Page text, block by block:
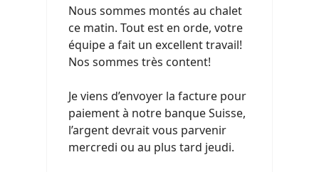
Nous sommes montés au chalet
ce matin. Tout est en orde, votre
équipe a fait un excellent travail!
Nos sommes très content!
Je viens d’envoyer la facture pour
paiement à notre banque Suisse,
l’argent devrait vous parvenir
mercredi ou au plus tard jeudi.